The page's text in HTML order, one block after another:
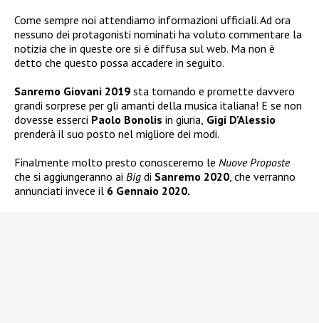
Come sempre noi attendiamo informazioni ufficiali. Ad ora
nessuno dei protagonisti nominati ha voluto commentare la
notizia che in queste ore si è diffusa sul web. Ma non è
detto che questo possa accadere in seguito.
Sanremo Giovani 2019 sta tornando e promette davvero
grandi sorprese per gli amanti della musica italiana! E se non
dovesse esserci Paolo Bonolis in giuria, Gigi D’Alessio
prenderà il suo posto nel migliore dei modi.
Finalmente molto presto conosceremo le Nuove Proposte
che si aggiungeranno ai Big di Sanremo 2020, che verranno
annunciati invece il 6 Gennaio 2020.